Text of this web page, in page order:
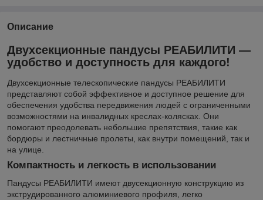
Описание
Двухсекционные пандусы РЕАБИЛИТИ —
удобство и доступность для каждого!
Двухсекционные телескопические пандусы РЕАБИЛИТИ
представляют собой эффективное и доступное решение для
обеспечения удобства передвижения людей с ограниченными
возможностями на инвалидных креслах-колясках. Они
помогают преодолевать небольшие препятствия, такие как
бордюры и лестничные пролеты, как внутри помещений, так и
на улице.
Компактность и легкость в использовании
Пандусы РЕАБИЛИТИ имеют двусекционную конструкцию из
экструдированного алюминиевого профиля, легко